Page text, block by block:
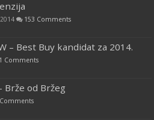
153 Comments
– Best Buy kandidat za 2014.
Comments
Brže od Bržeg